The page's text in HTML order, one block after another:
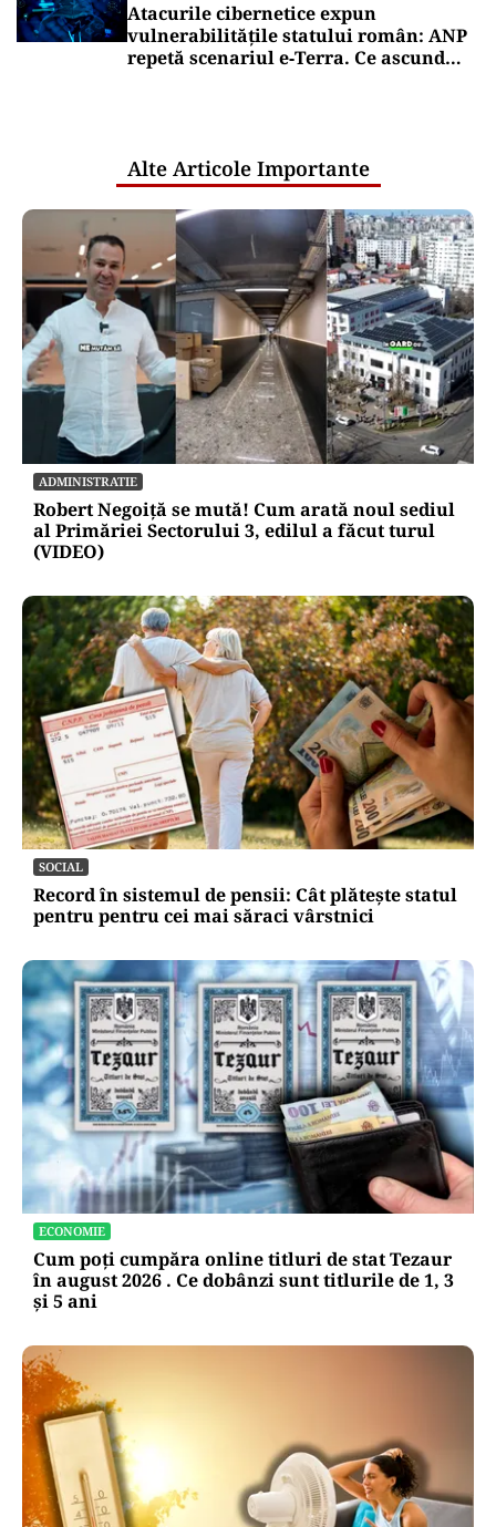
Atacurile cibernetice expun
vulnerabilitățile statului român: ANP
repetă scenariul e‑Terra. Ce ascund
Alte Articole Importante
ADMINISTRATIE
Robert Negoiță se mută! Cum arată noul sediul
al Primăriei Sectorului 3, edilul a făcut turul
(VIDEO)
SOCIAL
Record în sistemul de pensii: Cât plătește statul
pentru pentru cei mai săraci vârstnici
ECONOMIE
Cum poți cumpăra online titluri de stat Tezaur
în august 2026 . Ce dobânzi sunt titlurile de 1, 3
și 5 ani